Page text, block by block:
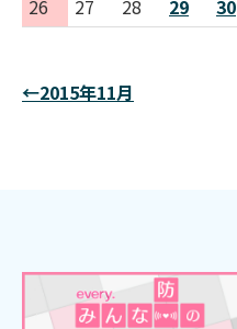
26
27 28 29 30
←2015年11月